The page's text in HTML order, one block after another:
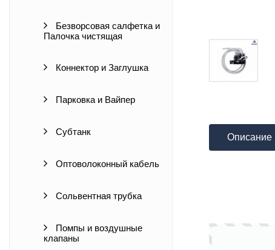
Безворсовая салфетка и
Палочка чистящая
Коннектор и Заглушка
Парковка и Вайпер
Субтанк
Оптоволоконный кабель
Сольвентная трубка
Помпы и воздушные
клапаны
Описание